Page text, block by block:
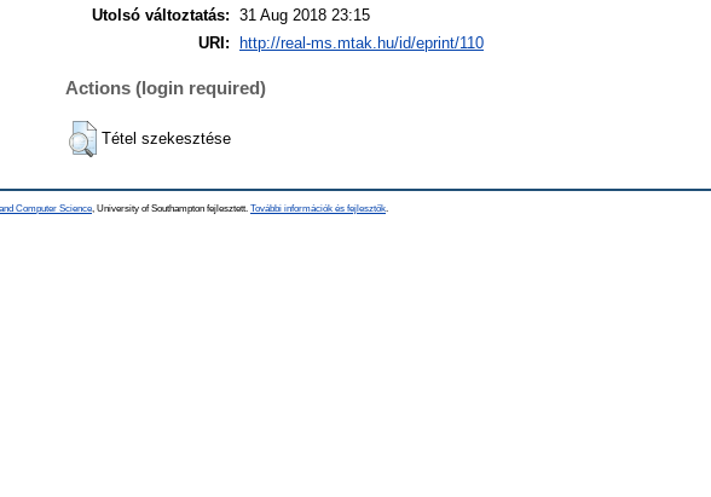
Utolsó változtatás: 31 Aug 2018 23:15
URI:
http://real-ms.mtak.hu/id/eprint/110
Actions (login required)
Tétel szekesztése
Computer Science , University of Southampton fejlesztett. További információk és fejlesztők